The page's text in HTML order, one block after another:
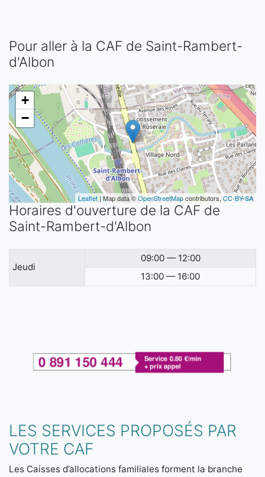
Pour aller à la CAF de Saint-Rambert-
d'Albon
+
−
Leaflet | Map data ©OpenStreetMapcontributors,CC-BY-SA
Horaires d'ouverture de la CAF de
Saint-Rambert-d'Albon
Jeudi
09:00 — 12:00
13:00 — 16:00
LES SERVICES PROPOSÉS PAR
VOTRE CAF
Les Caisses d’allocations familiales forment la branche